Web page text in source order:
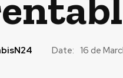
Date: 16 de